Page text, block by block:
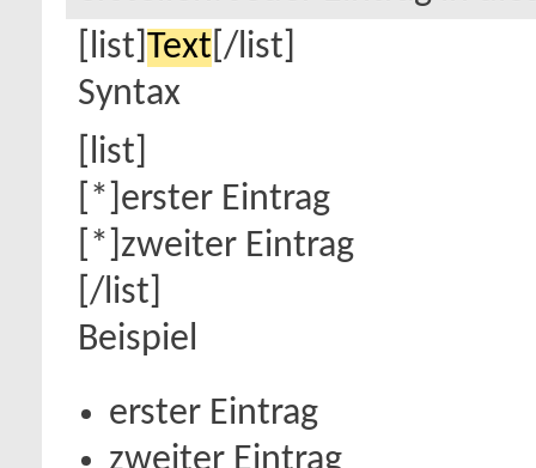
[list] Text [/list]
Syntax
[list]
[*]erster Eintrag
[*]zweiter Eintrag
[/list]
Beispiel
erster Eintrag